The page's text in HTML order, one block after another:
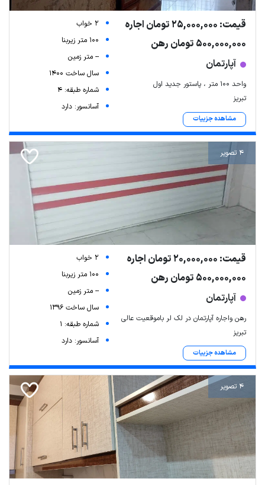
قیمت: 25,000,000 تومان اجاره
500,000,000 تومان رهن
آپارتمان
واحد ۱۰۰ متر ، پاستور جدید اول
تبریز
مشاهده جزییات
2 خواب
100 متر زیربنا
-- متر زمین
سال ساخت 1400
شماره طبقه: 4
آسانسور: دارد
4 تصویر
قیمت: 20,000,000 تومان اجاره
500,000,000 تومان رهن
آپارتمان
رهن واجاره آپارتمان در لک لر باموقعیت عالی
تبریز
مشاهده جزییات
2 خواب
100 متر زیربنا
-- متر زمین
سال ساخت 1396
شماره طبقه: 1
آسانسور: دارد
4 تصویر